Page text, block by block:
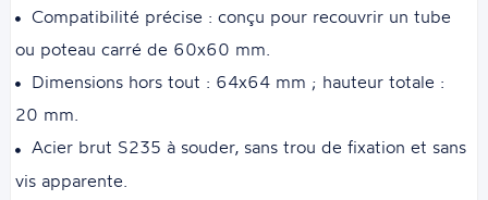
Compatibilité précise : conçu pour recouvrir un tube
ou poteau carré de 60x60 mm.
Dimensions hors tout : 64x64 mm ; hauteur totale :
20 mm.
Acier brut S235 à souder, sans trou de fixation et sans
vis apparente.